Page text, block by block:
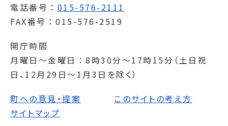
電話番号
015-576-2111
FAX番号
015-576-2519
開庁時間
月曜日～金曜日
8時30分～17時15分（土日祝
日、12月29日～1月3日を除く）
町への意見・提案
このサイトの考え方
サイトマップ